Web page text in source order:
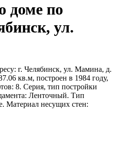
доме по
ул.
г. Челябинск, ул. Мамина, д.
кв.м, построен в 1984 году,
8. Серия, тип постройки
Ленточный. Тип
Материал несущих стен: